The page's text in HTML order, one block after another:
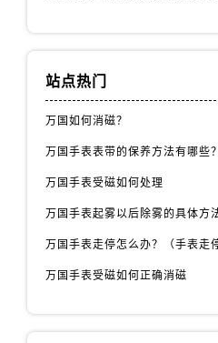
站点热门
万国如何消磁？
万国手表表带的保养方法有哪些？
万国手表受磁如何处理
万国手表受磁如何正确消磁